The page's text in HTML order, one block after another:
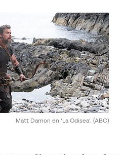
Matt Damon en 'La Odisea'. (ABC)